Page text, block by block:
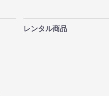
レンタル商品